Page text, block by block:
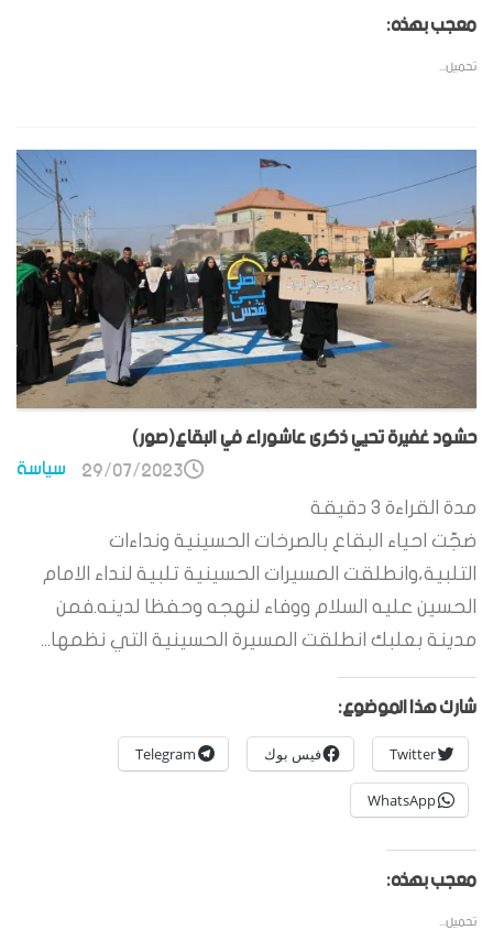
معجب بهذه:
تحميل...
حشود غفيرة تحيي ذكرى عاشوراء في البقاع(صور)
سياسة 29/07/2023
مدة القراءة 3 دقيقة
ضجّت احياء البقاع بالصرخات الحسينية ونداءات
التلبية،وانطلقت المسيرات الحسينية تلبية لنداء الامام
الحسين عليه السلام ووفاء لنهجه وحفظا لدينه.فمن
مدينة بعلبك انطلقت المسيرة الحسينية التي نظمها...
شارك هذا الموضوع:
Twitter فيس بوك Telegram
WhatsApp
معجب بهذه:
تحميل...